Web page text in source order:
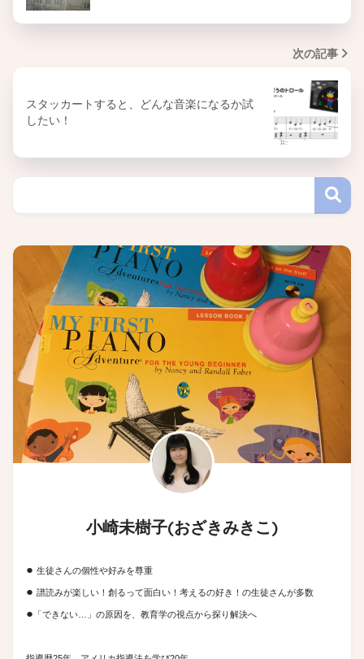
次の記事
スタッカートすると、どんな音楽になるか試
したい！
小崎未樹子(おざきみきこ)
● 生徒さんの個性や好みを尊重
● 譜読みが楽しい！創るって面白い！考えるの好き！の生徒さんが多数
● 「できない…」の原因を、教育学の視点から探り解決へ